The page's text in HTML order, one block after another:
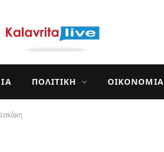
ΠΟΛΙΤΙΚΉ ΟΙΚΟΝΟΜΊΑ